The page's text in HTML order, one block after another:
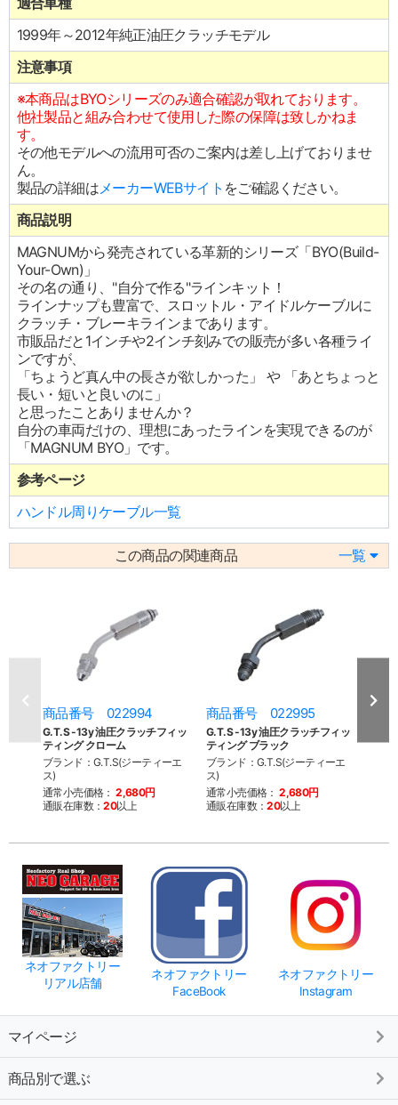
1999年～2012年純正油圧クラッチモデル
注意事項
※本商品はBYOシリーズのみ適合確認が取れております。
他社製品と組み合わせて使用した際の保障は致しかねま
す。
その他モデルへの流用可否のご案内は差し上げておりませ
ん。
製品の詳細はメーカーWEBサイト をご確認ください。
商品説明
MAGNUMから発売されている革新的シリーズ「BYO(Build-
Your-Own)」
その名の通り、"自分で作る"ラインキット！
ラインナップも豊富で、スロットル・アイドルケーブルに
クラッチ・ブレーキラインまであります。
市販品だと1インチや2インチ刻みでの販売が多い各種ライ
ンですが、
「ちょうど真ん中の長さが欲しかった」 や 「あとちょっと
長い・短いと良いのに」
と思ったことありませんか？
自分の車両だけの、理想にあったラインを実現できるのが
「MAGNUM BYO」です。
参考ページ
ハンドル周りケーブル一覧
この商品の関連商品 一覧
商品番号 022994
G.T.S -13y 油圧クラッチフィッ
ティング クローム
ブランド：G.T.S(ジーティーエ
ス)
通常小売価格： 2,680円
通販在庫数：20以上
商品番号 022995
G.T.S -13y 油圧クラッチフィッ
ティング ブラック
ブランド：G.T.S(ジーティーエ
ス)
通常小売価格： 2,680円
通販在庫数：20以上
トレ
ネオファクトリー
リアル店舗
ネオファクトリー
FaceBook
ネオファクトリー
Instagram
マイページ
商品別で選ぶ